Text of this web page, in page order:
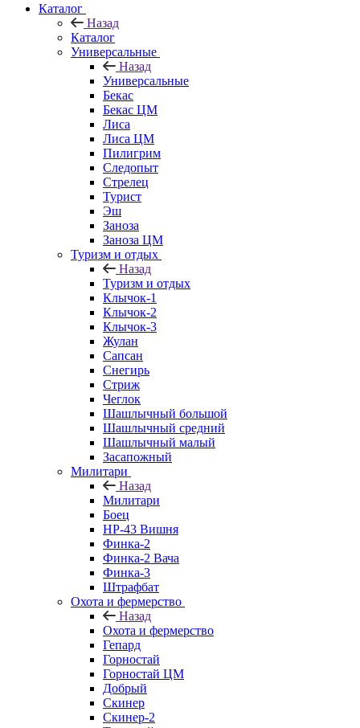
Каталог
Назад
Каталог
Универсальные
Назад
Универсальные
Бекас
Бекас ЦМ
Лиса
Лиса ЦМ
Пилигрим
Следопыт
Стрелец
Турист
Эш
Заноза
Заноза ЦМ
Туризм и отдых
Назад
Туризм и отдых
Клычок-1
Клычок-2
Клычок-3
Жулан
Сапсан
Снегирь
Стриж
Чеглок
Шашлычный большой
Шашлычный средний
Шашлычный малый
Засапожный
Милитари
Назад
Милитари
Боец
НР-43 Вишня
Финка-2
Финка-2 Вача
Финка-3
Штрафбат
Охота и фермерство
Назад
Охота и фермерство
Гепард
Горностай
Горностай ЦМ
Добрый
Скинер
Скинер-2